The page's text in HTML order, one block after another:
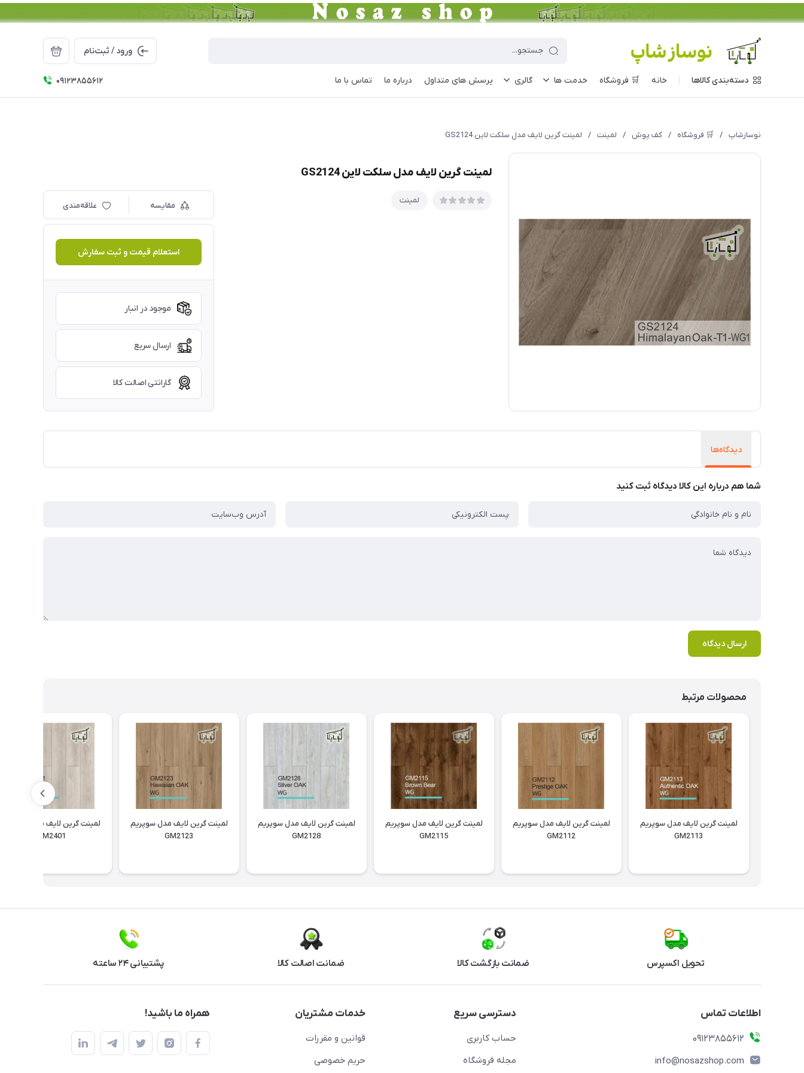
ورود / ثبت‌نام
دسته‌بندی کالاها خانه 🛒 فروشگاه خدمت ها گالری پرسش های متداول درباره ما تماس با ما 09123855612
نوسازشاپ / 🛒 فروشگاه / کف پوش / لمینت / لمینت گرین لایف مدل سلکت لاین GS2124
لمینت گرین لایف مدل سلکت لاین GS2124
لمینت
مقایسه علاقه‌مندی
استعلام قیمت و ثبت سفارش
موجود در انبار
ارسال سریع
گارانتی اصالت کالا
دیدگاه‌ها
شما هم درباره این کالا دیدگاه ثبت کنید
ارسال دیدگاه
محصولات مرتبط
لمینت گرین لایف مدل سوپریم
GM2113
لمینت گرین لایف مدل سوپریم
GM2112
لمینت گرین لایف مدل سوپریم
GM2115
لمینت گرین لایف مدل سوپریم
GM2128
لمینت گرین لایف مدل سوپریم
GM2123
لمینت گرین لایف مدل سوپریم
GM2401
تحویل اکسپرس ضمانت بازگشت کالا ضمانت اصالت کالا پشتیبانی ۲۴ ساعته
اطلاعات تماس
09123855612
info@nosazshop.com
دسترسی سریع
حساب کاربری
مجله فروشگاه
خدمات مشتریان
قوانین و مقررات
حریم خصوصی
همراه ما باشید!